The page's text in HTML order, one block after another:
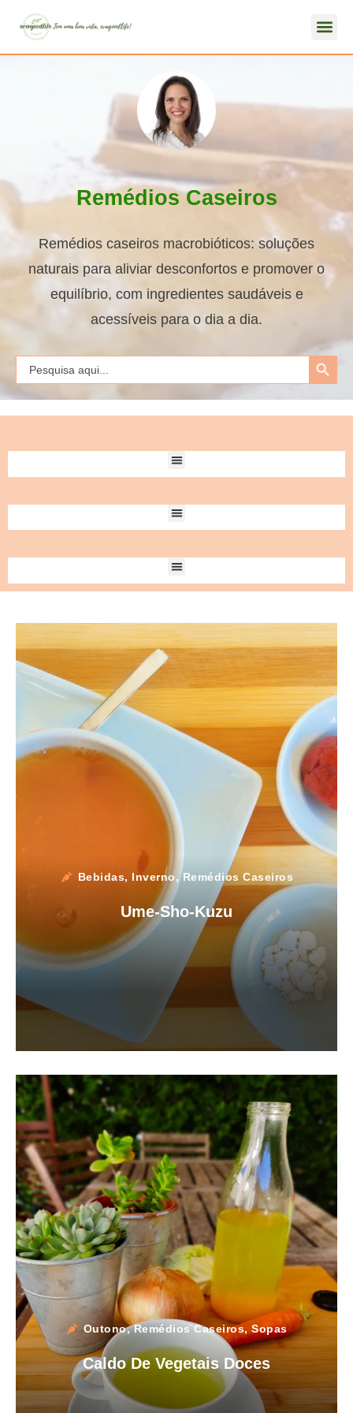
Remédios Caseiros
Remédios caseiros macrobióticos: soluções
naturais para aliviar desconfortos e promover o
equilíbrio, com ingredientes saudáveis e
acessíveis para o dia a dia.
Search
for:
Search Button
Bebidas, Inverno,Remédios Caseiros
Ume-Sho-Kuzu
Outono,Remédios Caseiros,Sopas
Caldo De Vegetais Doces